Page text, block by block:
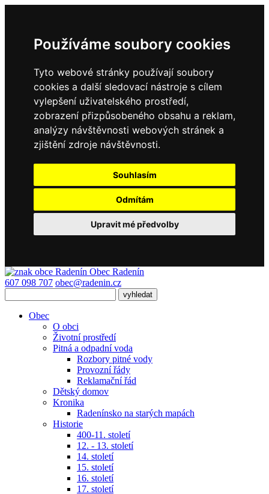
Používáme soubory cookies
Tyto webové stránky používají soubory
cookies a další sledovací nástroje s cílem
vylepšení uživatelského prostředí,
zobrazení přizpůsobeného obsahu a reklam,
analýzy návštěvnosti webových stránek a
zjištění zdroje návštěvnosti.
Souhlasím
Odmítám
Upravit mé předvolby
Obec Radenín
607 098 707 obec@radenin.cz
Obec
O obci
Životní prostředí
Pitná a odpadní voda
Rozbory pitné vody
Provozní řády
Reklamační řád
Dětský domov
Kronika
Radenínsko na starých mapách
Historie
400-11. století
12. - 13. století
14. století
15. století
16. století
17. století